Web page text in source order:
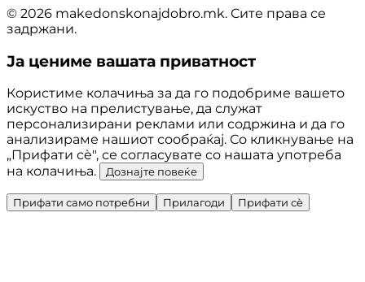
© 2026 makedonskonajdobro.mk. Сите права се
задржани.
Ја цениме вашата приватност
Користиме колачиња за да го подобриме вашето
искуство на прелистување, да служат
персонализирани реклами или содржина и да го
анализираме нашиот сообраќај. Со кликнување на
„Прифати сè", се согласувате со нашата употреба
на колачиња.
Дознајте повеќе
Прифати само потребни Прилагоди Прифати сè